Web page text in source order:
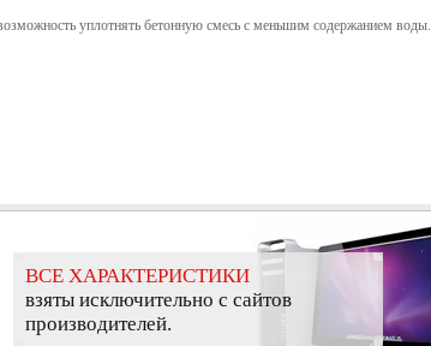
уплотнять бетонную смесь с меньшим содержанием воды.
ВСЕ ХАРАКТЕРИСТИКИ
взяты исключительно с сайтов
производителей.